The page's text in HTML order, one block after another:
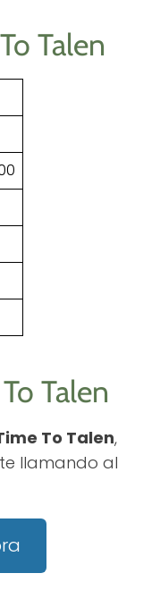
Talen
Talen
To Talen,
llamando al